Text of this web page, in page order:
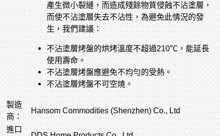
產生微小裂縫，而造成殘餘物質侵蝕不沾塗層，
而使不沾塗層失去不沾性，為避免此情況的發
生，我們建議：
不沾塗層烤盤的烘烤溫度不超過210℃，能延長
使用壽命。
不沾塗層烤盤應避免不均勻的受熱。
不沾塗層烤盤不可空燒。
製造
商：
Hansom Commodities (Shenzhen) Co., Ltd
進口